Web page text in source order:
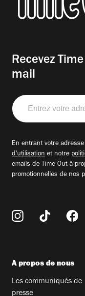
Recevez
mail
Entrez
votre
adresse
En entrant votre
d'utilisation et notre
emails de Time Out à
promotionnelles de nos
A propos de nous
Les communiqués de
presse